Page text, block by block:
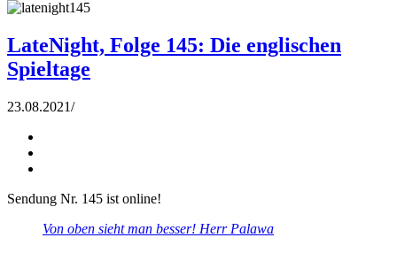
LateNight, Folge 145: Die englischen
Spieltage
23.08.2021/
Sendung Nr. 145 ist online!
Von oben sieht man besser! Herr Palawa